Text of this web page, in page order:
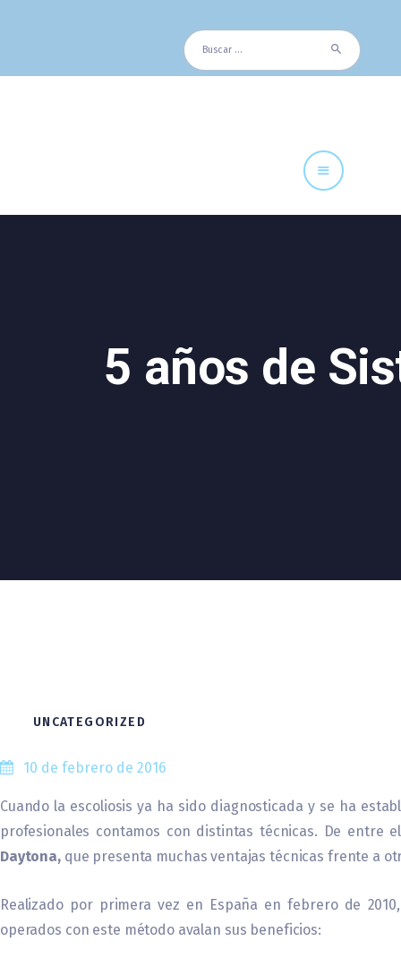
Buscar:
5 años de
Cuadro Médico
Especialidades
UNCATEGORIZED
10 de febrero de 2016
Cuando la escoliosis ya ha sido diagnosticada y se ha
profesionales contamos con distintas técnicas. De entre
Daytona, que presenta muchas ventajas técnicas frente a
Realizado por primera vez en España en febrero de
operados con este método avalan sus beneficios: